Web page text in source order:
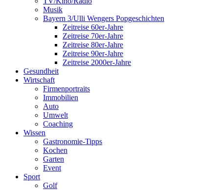
Musik
Bayern 3/Ulli Wengers Popgeschichten
Zeitreise 60er-Jahre
Zeitreise 70er-Jahre
Zeitreise 80er-Jahre
Zeitreise 90er-Jahre
Zeitreise 2000er-Jahre
Gesundheit
Wirtschaft
Firmenportraits
Immobilien
Auto
Umwelt
Coaching
Wissen
Gastronomie-Tipps
Kochen
Garten
Event
Sport
Golf